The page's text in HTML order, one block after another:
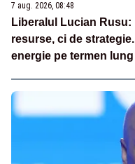
7 aug. 2026, 08:48
Liberalul Lucian
resurse, ci de
energie pe termen lung